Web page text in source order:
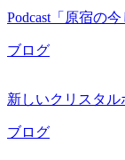
Podcast「原宿の
ブログ
新しいクリスタ
ブログ